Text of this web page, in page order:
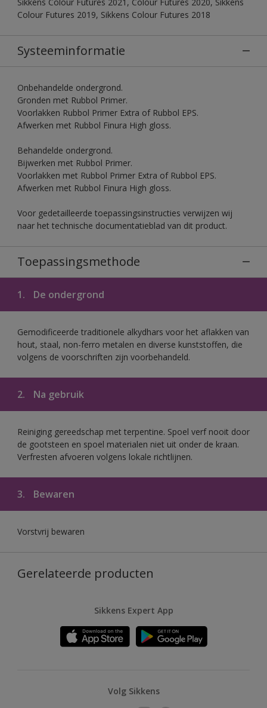
Colour Futures 2019, Sikkens Colour Futures 2018
Systeeminformatie
Onbehandelde ondergrond.
Gronden met Rubbol Primer.
Voorlakken Rubbol Primer Extra of Rubbol EPS.
Afwerken met Rubbol Finura High gloss.
Behandelde ondergrond.
Bijwerken met Rubbol Primer.
Voorlakken met Rubbol Primer Extra of Rubbol EPS.
Afwerken met Rubbol Finura High gloss.
Voor gedetailleerde toepassingsinstructies verwijzen wij
naar het technische documentatieblad van dit product.
Toepassingsmethode
1. De ondergrond
Gemodificeerde traditionele alkydhars voor het aflakken van
hout, staal, non-ferro metalen en diverse kunststoffen, die
volgens de voorschriften zijn voorbehandeld.
2. Na gebruik
Reiniging gereedschap met terpentine. Spoel verf nooit door
de gootsteen en spoel materialen niet uit onder de kraan.
Verfresten afvoeren volgens lokale richtlijnen.
3. Bewaren
Vorstvrij bewaren
Gerelateerde producten
Sikkens Expert App
Volg Sikkens